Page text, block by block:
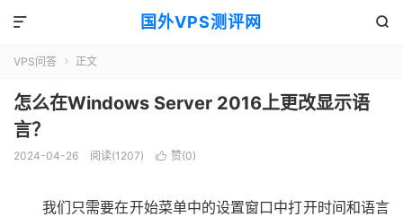
国外VPS测评网 

VPS问答  正文
怎么在Windows Server 2016上更改显示语
言？
2024-04-26 阅读(1207)  赞(0)
我们只需要在开始菜单中的设置窗口中打开时间和语言